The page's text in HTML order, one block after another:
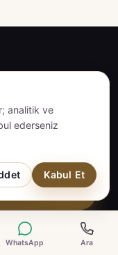
geçin
güncel
doğrudan
WhatsApp Ara
analitik ve
ederseniz
Kabul Et